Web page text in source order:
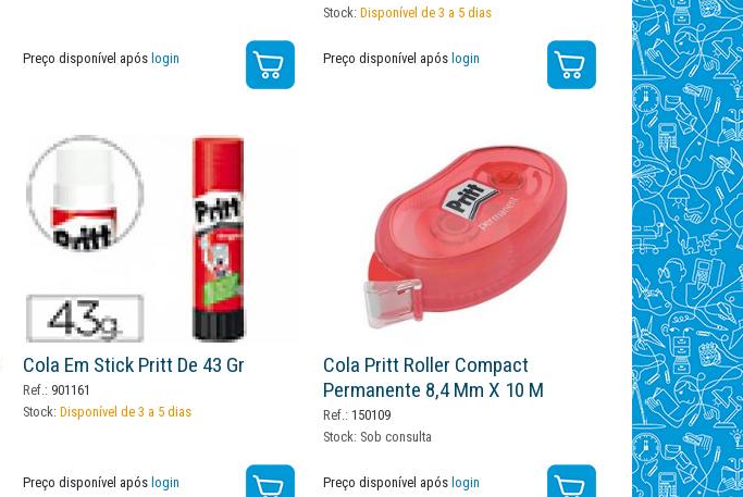
Preço disponível após login
Stock:Disponível de 3 a 5 dias
Preço disponível apóslogin
Cola Em Stick Pritt De 43 Gr
Ref.:901161
Stock: Disponível de 3 a 5 dias
Preço disponível após login
Cola Pritt Roller Compact
Permanente 8,4 Mm X 10 M
Ref.: 150109
Stock: Sob consulta
Preço disponível após login